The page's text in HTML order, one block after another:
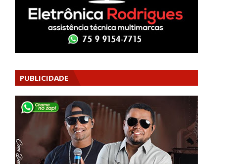
PUBLICIDADE